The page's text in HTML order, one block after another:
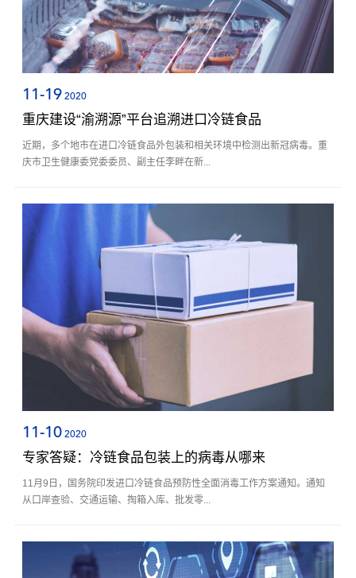
11-19 2020
重庆建设“渝溯源”平台追溯进口冷链食品
近期，多个地市在进口冷链食品外包装和相关环境中检测出新冠病毒。重
庆市卫生健康委党委委员、副主任李畔在新...
11-10 2020
专家答疑：冷链食品包装上的病毒从哪来
11月9日，国务院印发进口冷链食品预防性全面消毒工作方案通知。通知
从口岸查验、交通运输、掏箱入库、批发零...